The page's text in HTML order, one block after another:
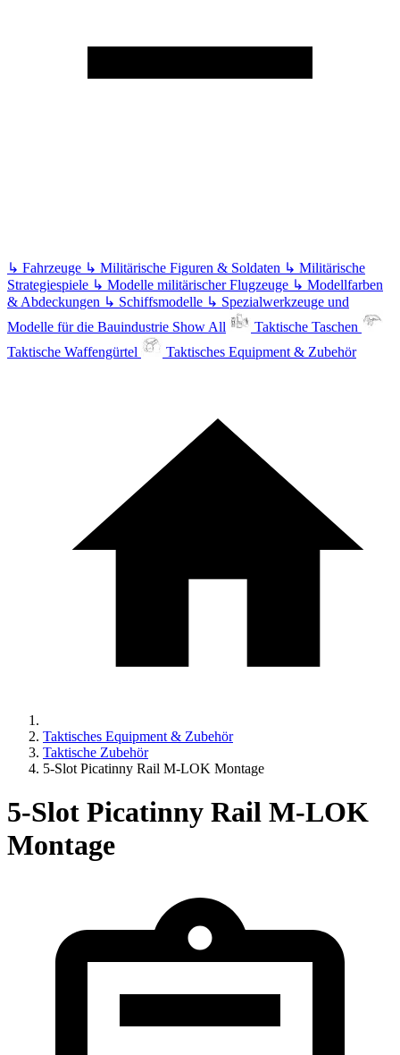
↳ Fahrzeuge ↳ Militärische Figuren & Soldaten ↳ Militärische
Strategiespiele ↳ Modelle militärischer Flugzeuge ↳ Modellfarben
& Abdeckungen ↳ Schiffsmodelle ↳ Spezialwerkzeuge und
Modelle für die Bauindustrie Show All
Taktische Taschen
Taktische Waffengürtel
Taktisches Equipment & Zubehör
Taktisches Equipment & Zubehör
Taktische Zubehör
5-Slot Picatinny Rail M-LOK Montage
5-Slot Picatinny Rail M-LOK
Montage